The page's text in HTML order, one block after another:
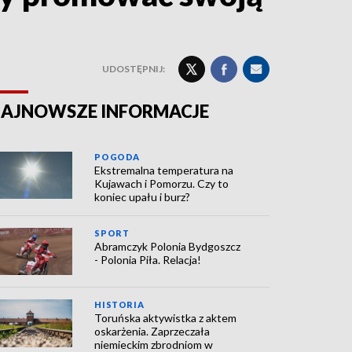
UDOSTĘPNIJ:
INFORMACJE
POGODA
Ekstremalna temperatura na
Kujawach i Pomorzu. Czy to
koniec upału i burz?
SPORT
Abramczyk Polonia Bydgoszcz
- Polonia Piła. Relacja!
HISTORIA
Toruńska aktywistka z aktem
oskarżenia. Zaprzeczała
niemieckim zbrodniom w